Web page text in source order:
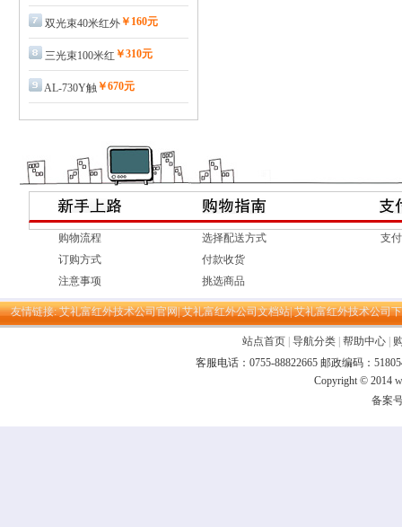
双光束40米红外 ￥160元
三光束100米红 ￥310元
AL-730Y触 ￥670元
购物流程
订购方式
注意事项
选择配送方式
付款收货
挑选商品
支
友情链接: 艾礼富红外技术公司官网| 艾礼富红外公司文档站| 艾礼富红外技术公司
站点首页 导航分类 帮助中心
客服电话：0755-88822665 邮政编码：
Copyright © 2014
备案